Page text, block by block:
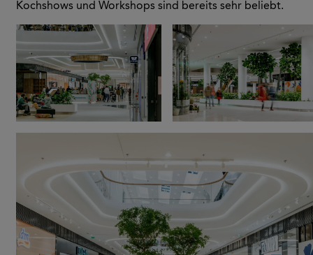
Kochshows und Workshops sind bereits sehr beliebt.